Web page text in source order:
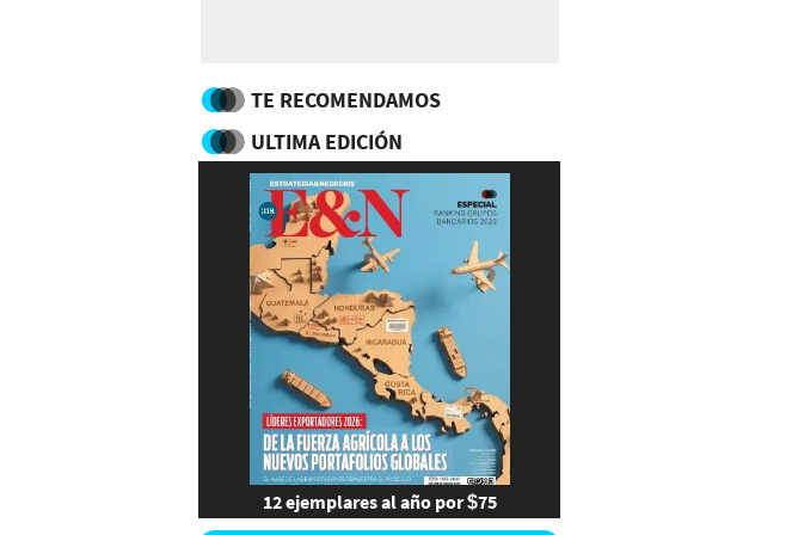
TE RECOMENDAMOS
ULTIMA EDICIÓN
12 ejemplares al año por $75